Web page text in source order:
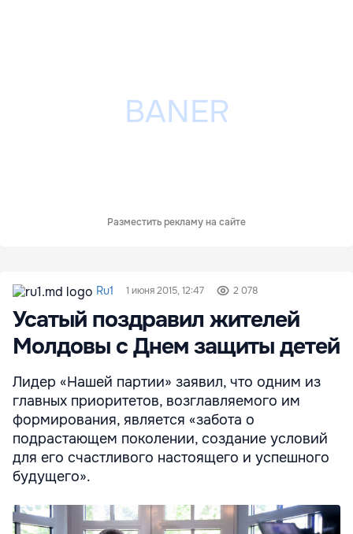
Разместить рекламу на сайте
Ru1 1 июня 2015, 12:47 2 078
Усатый поздравил жителей
Молдовы с Днем защиты детей
Лидер «Нашей партии» заявил, что одним из
главных приоритетов, возглавляемого им
формирования, является «забота о
подрастающем поколении, создание условий
для его счастливого настоящего и успешного
будущего».